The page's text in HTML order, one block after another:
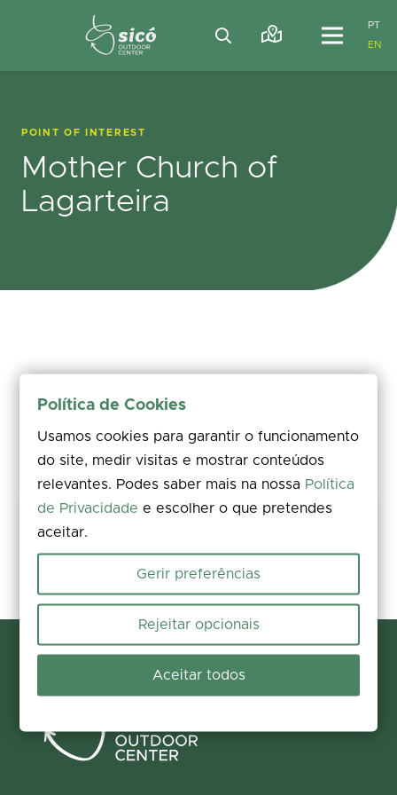
PT
EN
POINT OF INTEREST
Mother Church of
Lagarteira
Share your experience
Participate now
Política de Cookies
Usamos cookies para garantir o funcionamento
do site, medir visitas e mostrar conteúdos
relevantes. Podes saber mais na nossa Política
de Privacidade e escolher o que pretendes
aceitar.
Gerir preferências
Rejeitar opcionais
Aceitar todos